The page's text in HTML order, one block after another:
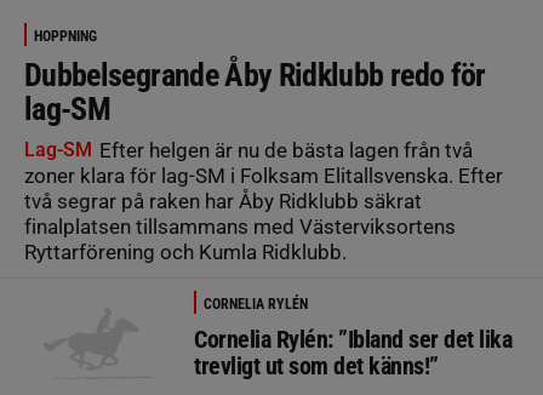
HOPPNING
Dubbelsegrande Åby Ridklubb redo för
lag-SM
Lag-SM Efter helgen är nu de bästa lagen från två
zoner klara för lag-SM i Folksam Elitallsvenska. Efter
två segrar på raken har Åby Ridklubb säkrat
finalplatsen tillsammans med Västerviksortens
Ryttarförening och Kumla Ridklubb.
CORNELIA RYLÉN
Cornelia Rylén: ”Ibland ser det lika
trevligt ut som det känns!”